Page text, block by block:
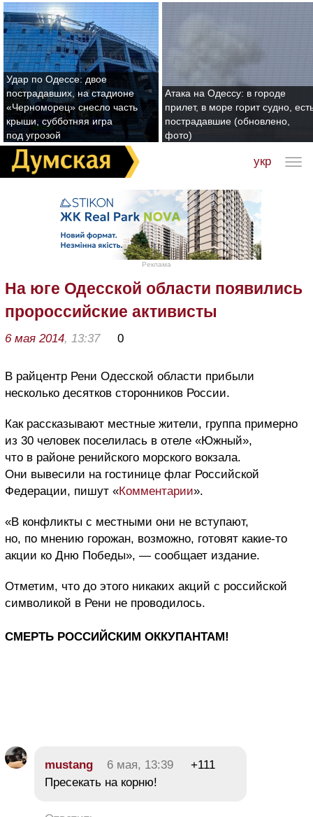
Удар по Одессе: двое
пострадавших, на стадионе
«Черноморец» снесло часть
крыши, субботняя игра
под угрозой
Атака на Одессу: в городе
прилет, в море горит судно,
пострадавшие (обновлено,
фото)
укр
Реклама
На юге Одесской области появились
пророссийские активисты
6 мая 2014, 13:37 0
В райцентр Рени Одесской области прибыли
несколько десятков сторонников России.
Как рассказывают местные жители, группа примерно
из 30 человек поселилась в отеле «Южный»,
что в районе ренийского морского вокзала.
Они вывесили на гостинице флаг Российской
Федерации, пишут «Комментарии».
«В конфликты с местными они не вступают,
но, по мнению горожан, возможно, готовят какие-то
акции ко Дню Победы», — сообщает издание.
Отметим, что до этого никаких акций с российской
символикой в Рени не проводилось.
СМЕРТЬ РОССИЙСКИМ ОККУПАНТАМ!
mustang 6 мая, 13:39
+111
Пресекать на корню!